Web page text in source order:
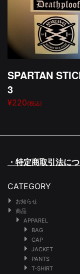
SPARTAN
3
¥220(税込)
・特定商取引法に
CATEGORY
お知らせ
商品
APPAREL
BAG
CAP
JACKET
PANTS
T-SHIRT